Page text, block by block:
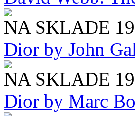
NA SKLADE
Dior by John
NA SKLADE
Dior by Marc